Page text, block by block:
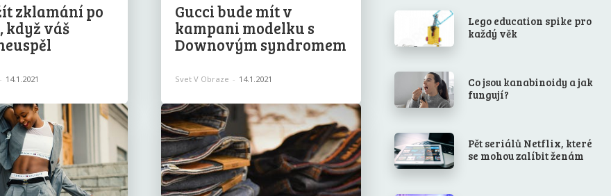
zklamání po
když váš
- 14.1.2021
Gucci bude mít v
kampani modelku s
Downovým syndromem
Svet V Obraze - 14.1.2021
Lego education spike pro
každý věk
Co jsou kanabinoidy a jak
fungují?
Pět seriálů Netflix, které
se mohou zalíbit ženám